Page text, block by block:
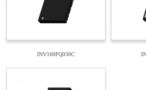
INV100FQ030C